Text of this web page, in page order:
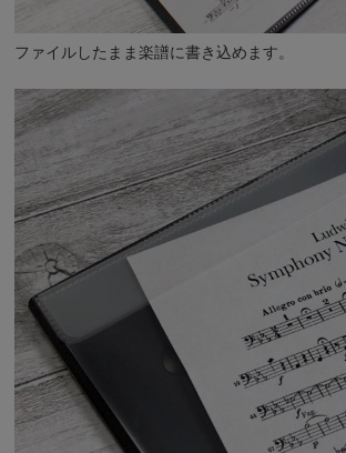
ファイルしたまま楽譜に書き込めます。